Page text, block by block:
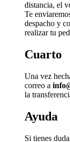
distancia, el
Te
despacho y
realizar tu
Cuarto
Una vez
correo a
la
Ayuda
Si tienes